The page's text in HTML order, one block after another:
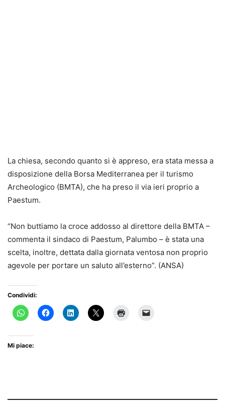
La chiesa, secondo quanto si è appreso, era stata messa a
disposizione della Borsa Mediterranea per il turismo
Archeologico (BMTA), che ha preso il via ieri proprio a
Paestum.
“Non buttiamo la croce addosso al direttore della BMTA –
commenta il sindaco di Paestum, Palumbo – è stata una
scelta, inoltre, dettata dalla giornata ventosa non proprio
agevole per portare un saluto all’esterno”. (ANSA)
Condividi:
Mi piace: